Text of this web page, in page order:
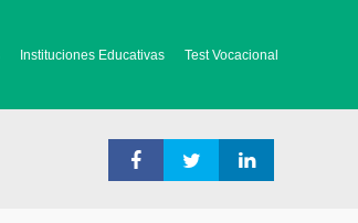
Instituciones Educativas Test Vocacional